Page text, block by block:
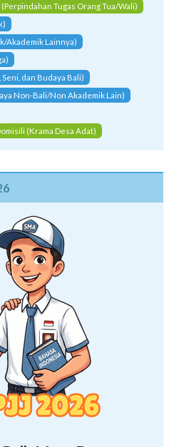
Tugas Orang Tua/Wali)
Akademik Lainnya)
dan Budaya Bali)
Non-Bali/Non Akademik Lain)
(Krama Desa Adat)